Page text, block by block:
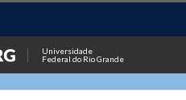
Universidade
Federal do Rio Grande